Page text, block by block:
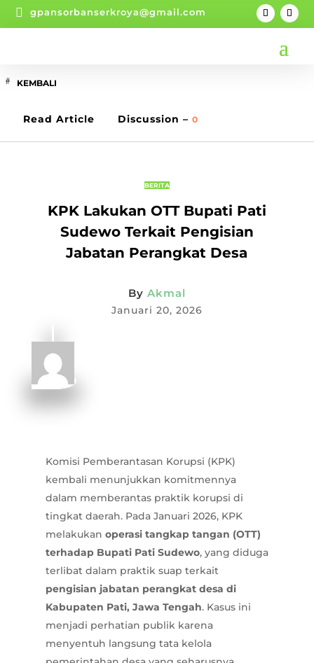
 gpansorbanserkroya@gmail.com
KEMBALI
Read Article Discussion – 0
BERITA
KPK Lakukan OTT Bupati Pati
Sudewo Terkait Pengisian
Jabatan Perangkat Desa
By Akmal
Januari 20, 2026
Komisi Pemberantasan Korupsi (KPK)
kembali menunjukkan komitmennya
dalam memberantas praktik korupsi di
tingkat daerah. Pada Januari 2026, KPK
melakukan operasi tangkap tangan (OTT)
terhadap Bupati Pati Sudewo, yang diduga
terlibat dalam praktik suap terkait
pengisian jabatan perangkat desa di
Kabupaten Pati, Jawa Tengah. Kasus ini
menjadi perhatian publik karena
menyentuh langsung tata kelola